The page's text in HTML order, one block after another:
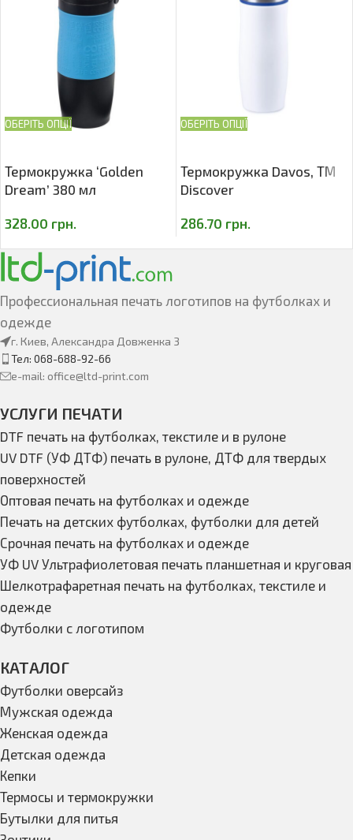
ОБЕРІТЬ ОПЦІЇ
Термокружка ‘Golden
Dream’ 380 мл
328.00 грн.
ОБЕРІТЬ ОПЦІЇ
Термокружка Davos, ТМ
Discover
286.70 грн.
Профессиональная печать логотипов на футболках и
одежде
г. Киев, Александра Довженка 3
Тел: 068-688-92-66
e-mail: office@ltd-print.com
УСЛУГИ ПЕЧАТИ
DTF печать на футболках, текстиле и в рулоне
UV DTF (УФ ДТФ) печать в рулоне, ДТФ для твердых
поверхностей
Оптовая печать на футболках и одежде
Печать на детских футболках, футболки для детей
Срочная печать на футболках и одежде
УФ UV Ультрафиолетовая печать планшетная и круговая
Шелкотрафаретная печать на футболках, текстиле и
одежде
Футболки с логотипом
КАТАЛОГ
Футболки оверсайз
Мужская одежда
Женская одежда
Детская одежда
Кепки
Термосы и термокружки
Бутылки для питья